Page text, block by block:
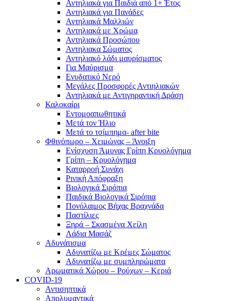
Αντηλιακά για Παιδιά από 1+ Έτος
Αντηλιακά για Πανάδες
Αντηλιακά Μαλλιών
Αντηλιακά με Χρώμα
Αντηλιακά Προσώπου
Αντηλιακα Σώματος
Αντηλιακό λάδι μαυρίσματος
Για Μαύρισμα
Ενυδατικό Νερό
Μεγάλες Προσφορές Αντιηλιακών
Αντηλιακά με Αντιγηραντική Δράση
Καλοκαίρι
Εντομοαπωθητικά
Μετά τον Ήλιο
Μετά το τσίμπημα- after bite
Φθινόπωρο – Χειμώνας – Άνοιξη
Ενίσχυση Άμυνας Γρίπη Κρυολόγημα
Γρίπη – Κρυολόγημα
Καταρροή Συνάχι
Ρινική Απόφραξη
Βιολογικά Σιρόπια
Παιδικά Βιολογικά Σιρόπια
Πονόλαιμος Βήχας Βραχνάδα
Παστίλιες
Ξηρά – Σκασμένα Χείλη
Λάδια Μασάζ
Αδυνάτισμα
Αδυνατίζω με Κρέμες Σώματος
Αδυνατίζω με συμπληρώματα
Αρωματικά Χώρου – Ρούχων – Κεριά
COVID-19
Αντισηπτικά
Απολυμαντικά